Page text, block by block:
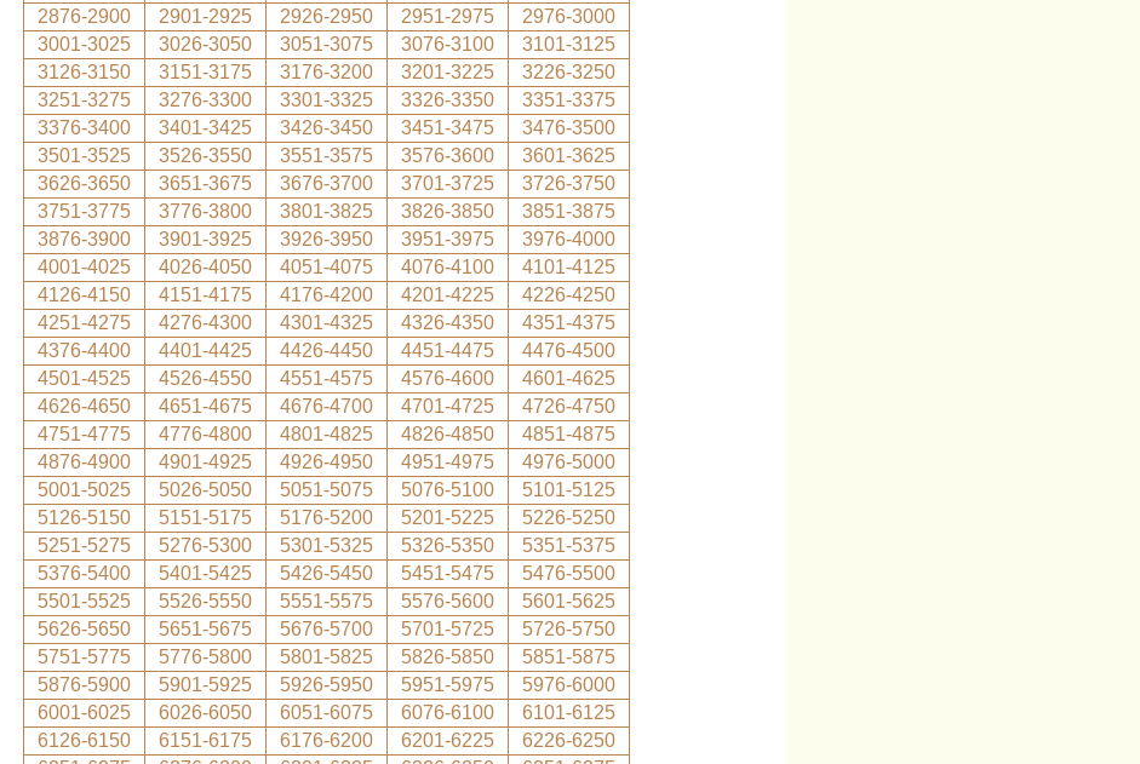
2876-2900
2901-2925 2926-2950 2951-2975
2976-3000
3001-3025
3026-3050 3051-3075 3076-3100
3101-3125
3126-3150
3151-3175 3176-3200 3201-3225
3226-3250
3251-3275
3276-3300 3301-3325 3326-3350
3351-3375
3376-3400
3401-3425 3426-3450 3451-3475
3476-3500
3501-3525
3526-3550 3551-3575 3576-3600
3601-3625
3626-3650
3651-3675 3676-3700 3701-3725
3726-3750
3751-3775
3776-3800 3801-3825 3826-3850
3851-3875
3876-3900
3901-3925 3926-3950 3951-3975
3976-4000
4001-4025
4026-4050 4051-4075 4076-4100
4101-4125
4126-4150
4151-4175 4176-4200 4201-4225
4226-4250
4251-4275
4276-4300 4301-4325 4326-4350
4351-4375
4376-4400
4401-4425 4426-4450 4451-4475
4476-4500
4501-4525
4526-4550 4551-4575 4576-4600
4601-4625
4626-4650
4651-4675 4676-4700 4701-4725
4726-4750
4751-4775
4776-4800 4801-4825 4826-4850
4851-4875
4876-4900
4901-4925 4926-4950 4951-4975
4976-5000
5001-5025
5026-5050 5051-5075 5076-5100
5101-5125
5126-5150
5151-5175 5176-5200 5201-5225
5226-5250
5251-5275
5276-5300 5301-5325 5326-5350
5351-5375
5376-5400
5401-5425 5426-5450 5451-5475
5476-5500
5501-5525
5526-5550 5551-5575 5576-5600
5601-5625
5626-5650
5651-5675 5676-5700 5701-5725
5726-5750
5751-5775
5776-5800 5801-5825 5826-5850
5851-5875
5876-5900
5901-5925 5926-5950 5951-5975
5976-6000
6001-6025
6026-6050 6051-6075 6076-6100
6101-6125
6126-6150
6151-6175 6176-6200 6201-6225
6226-6250